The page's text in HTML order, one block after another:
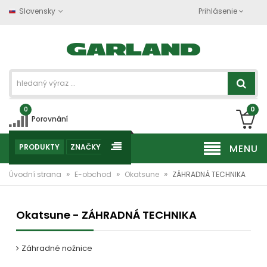
Slovensky Prihlásenie
0
Porovnání
0
MENU
PRODUKTY ZNAČKY
Úvodní strana » E-obchod » Okatsune » ZÁHRADNÁ TECHNIKA
Okatsune - ZÁHRADNÁ TECHNIKA
Záhradné nožnice